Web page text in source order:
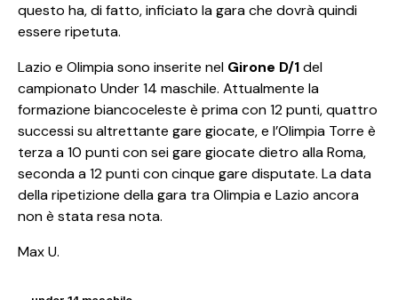
questo ha, di fatto, inficiato la gara che dovrà quindi
essere ripetuta.
Lazio e Olimpia sono inserite nel Girone D/1del
campionato Under 14 maschile. Attualmente la
formazione biancoceleste è prima con 12 punti, quattro
successi su altrettante gare giocate, e l’Olimpia Torre è
terza a 10 punti con sei gare giocate dietro alla Roma,
seconda a 12 punti con cinque gare disputate. La data
della ripetizione della gara tra Olimpia e Lazio ancora
non è stata resa nota.
Max U.